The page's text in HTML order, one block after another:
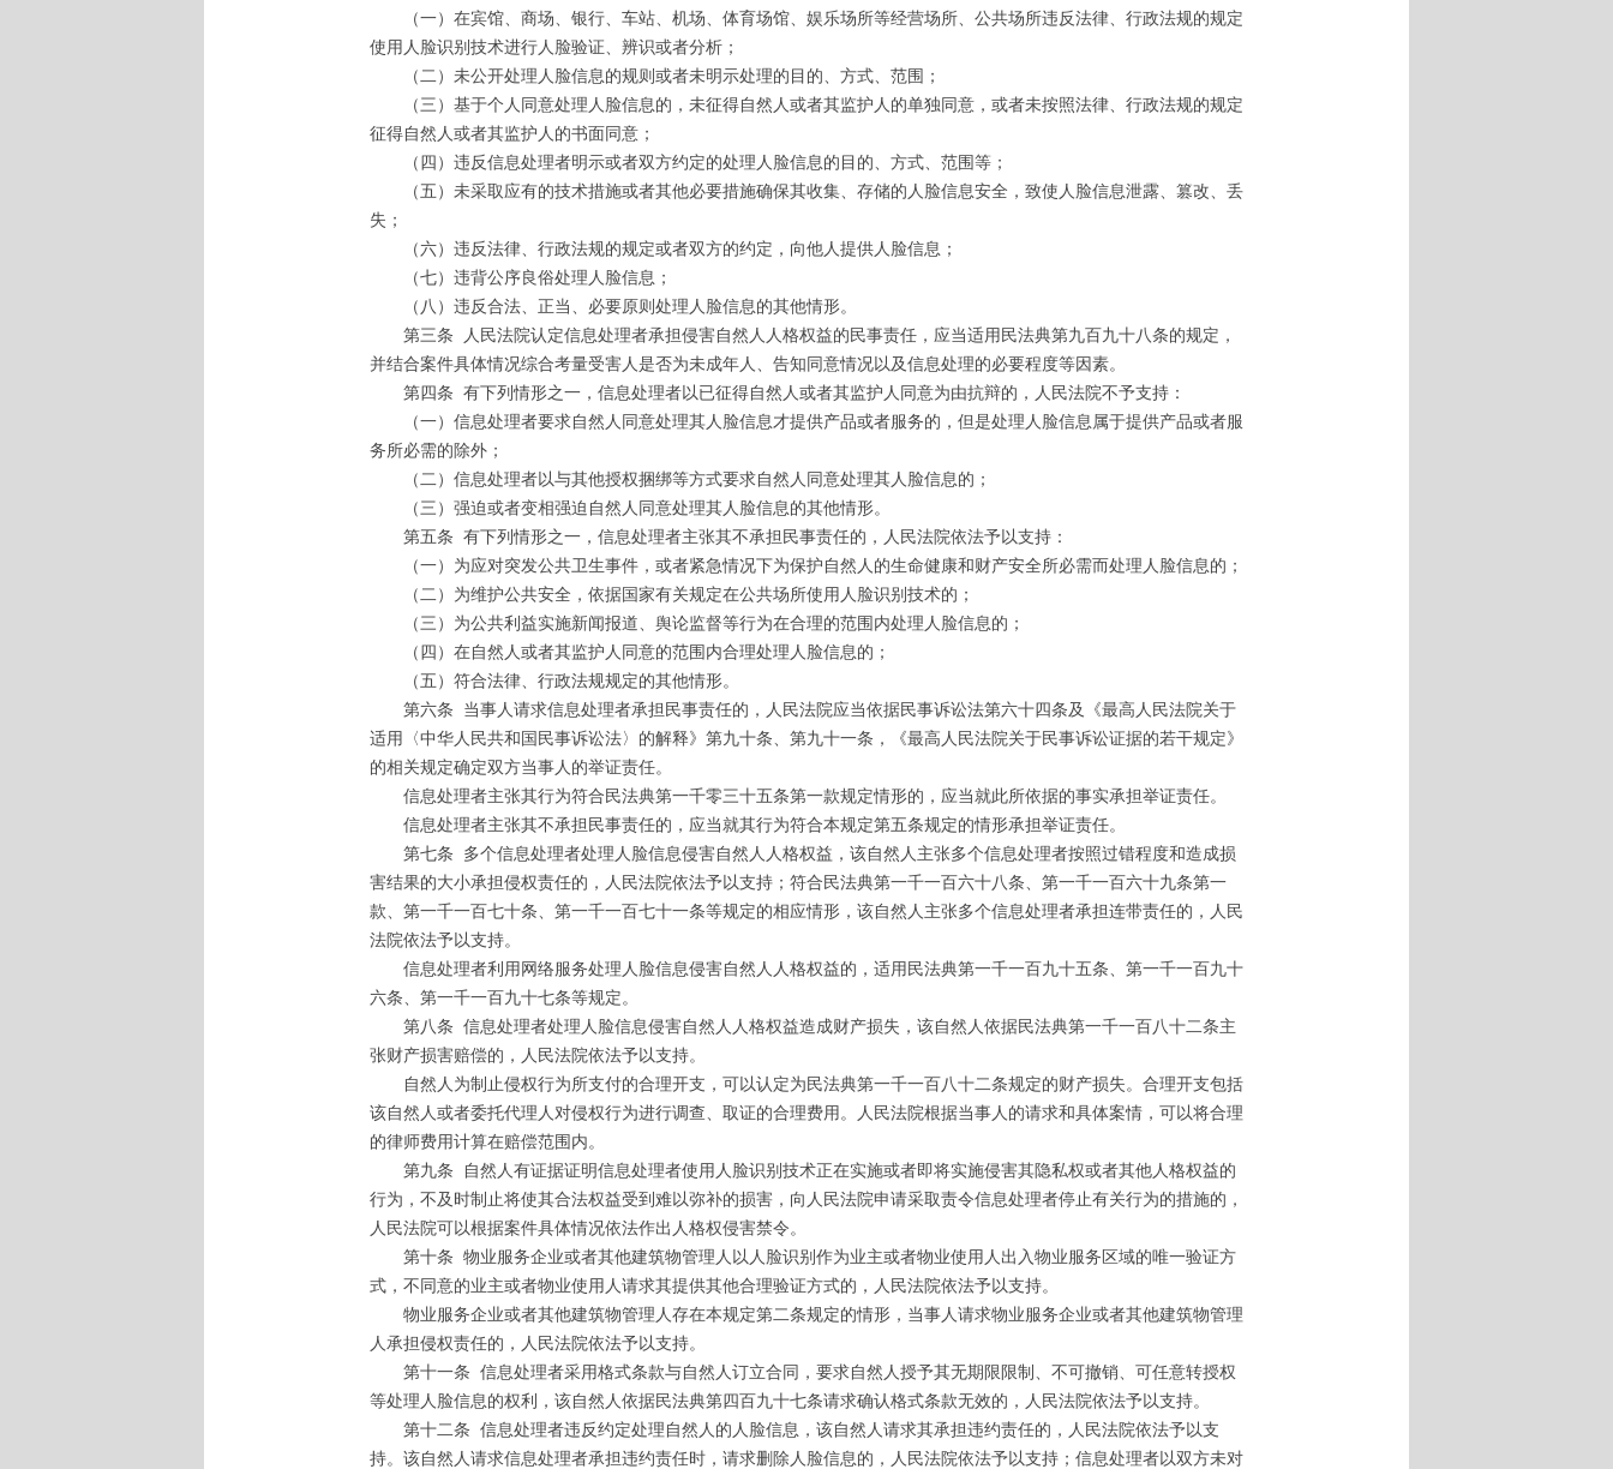
（一）在宾馆、商场、银行、车站、机场、体育场馆、娱乐场所等经营场所、公共场所违反法律、行政法规的规定
使用人脸识别技术进行人脸验证、辨识或者分析；
（二）未公开处理人脸信息的规则或者未明示处理的目的、方式、范围；
（三）基于个人同意处理人脸信息的，未征得自然人或者其监护人的单独同意，或者未按照法律、行政法规的规定
征得自然人或者其监护人的书面同意；
（四）违反信息处理者明示或者双方约定的处理人脸信息的目的、方式、范围等；
（五）未采取应有的技术措施或者其他必要措施确保其收集、存储的人脸信息安全，致使人脸信息泄露、篡改、丢
失；
（六）违反法律、行政法规的规定或者双方的约定，向他人提供人脸信息；
（七）违背公序良俗处理人脸信息；
（八）违反合法、正当、必要原则处理人脸信息的其他情形。
第三条 人民法院认定信息处理者承担侵害自然人人格权益的民事责任，应当适用民法典第九百九十八条的规定，
并结合案件具体情况综合考量受害人是否为未成年人、告知同意情况以及信息处理的必要程度等因素。
第四条 有下列情形之一，信息处理者以已征得自然人或者其监护人同意为由抗辩的，人民法院不予支持：
（一）信息处理者要求自然人同意处理其人脸信息才提供产品或者服务的，但是处理人脸信息属于提供产品或者服
务所必需的除外；
（二）信息处理者以与其他授权捆绑等方式要求自然人同意处理其人脸信息的；
（三）强迫或者变相强迫自然人同意处理其人脸信息的其他情形。
第五条 有下列情形之一，信息处理者主张其不承担民事责任的，人民法院依法予以支持：
（一）为应对突发公共卫生事件，或者紧急情况下为保护自然人的生命健康和财产安全所必需而处理人脸信息的；
（二）为维护公共安全，依据国家有关规定在公共场所使用人脸识别技术的；
（三）为公共利益实施新闻报道、舆论监督等行为在合理的范围内处理人脸信息的；
（四）在自然人或者其监护人同意的范围内合理处理人脸信息的；
（五）符合法律、行政法规规定的其他情形。
第六条 当事人请求信息处理者承担民事责任的，人民法院应当依据民事诉讼法第六十四条及《最高人民法院关于
适用〈中华人民共和国民事诉讼法〉的解释》第九十条、第九十一条，《最高人民法院关于民事诉讼证据的若干规定》
的相关规定确定双方当事人的举证责任。
信息处理者主张其行为符合民法典第一千零三十五条第一款规定情形的，应当就此所依据的事实承担举证责任。
信息处理者主张其不承担民事责任的，应当就其行为符合本规定第五条规定的情形承担举证责任。
第七条 多个信息处理者处理人脸信息侵害自然人人格权益，该自然人主张多个信息处理者按照过错程度和造成损
害结果的大小承担侵权责任的，人民法院依法予以支持；符合民法典第一千一百六十八条、第一千一百六十九条第一
款、第一千一百七十条、第一千一百七十一条等规定的相应情形，该自然人主张多个信息处理者承担连带责任的，人民
法院依法予以支持。
信息处理者利用网络服务处理人脸信息侵害自然人人格权益的，适用民法典第一千一百九十五条、第一千一百九十
六条、第一千一百九十七条等规定。
第八条 信息处理者处理人脸信息侵害自然人人格权益造成财产损失，该自然人依据民法典第一千一百八十二条主
张财产损害赔偿的，人民法院依法予以支持。
自然人为制止侵权行为所支付的合理开支，可以认定为民法典第一千一百八十二条规定的财产损失。合理开支包括
该自然人或者委托代理人对侵权行为进行调查、取证的合理费用。人民法院根据当事人的请求和具体案情，可以将合理
的律师费用计算在赔偿范围内。
第九条 自然人有证据证明信息处理者使用人脸识别技术正在实施或者即将实施侵害其隐私权或者其他人格权益的
行为，不及时制止将使其合法权益受到难以弥补的损害，向人民法院申请采取责令信息处理者停止有关行为的措施的，
人民法院可以根据案件具体情况依法作出人格权侵害禁令。
第十条 物业服务企业或者其他建筑物管理人以人脸识别作为业主或者物业使用人出入物业服务区域的唯一验证方
式，不同意的业主或者物业使用人请求其提供其他合理验证方式的，人民法院依法予以支持。
物业服务企业或者其他建筑物管理人存在本规定第二条规定的情形，当事人请求物业服务企业或者其他建筑物管理
人承担侵权责任的，人民法院依法予以支持。
第十一条 信息处理者采用格式条款与自然人订立合同，要求自然人授予其无期限限制、不可撤销、可任意转授权
等处理人脸信息的权利，该自然人依据民法典第四百九十七条请求确认格式条款无效的，人民法院依法予以支持。
第十二条 信息处理者违反约定处理自然人的人脸信息，该自然人请求其承担违约责任的，人民法院依法予以支
持。该自然人请求信息处理者承担违约责任时，请求删除人脸信息的，人民法院依法予以支持；信息处理者以双方未对